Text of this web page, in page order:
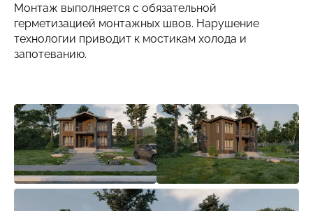
Монтаж выполняется с обязательной
герметизацией монтажных швов. Нарушение
технологии приводит к мостикам холода и
запотеванию.